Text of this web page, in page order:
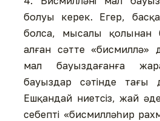
болуы керек. Егер,
болса, мысалы қолынан
алған сәтте «бисмиллә»
мал бауыздағанға
бауыздар сәтінде тағы
Ешқандай ниетсіз, жай
себепті «бисмилләһир